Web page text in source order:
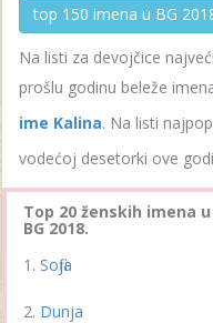
top 150 imena u BG
Na listi za devojčice
prošlu godinu beleže
ime Kalina. Na listi
vodećoj desetorki ove
Top 20 ženskih imena u
BG 2018.
Sofija
Dunja